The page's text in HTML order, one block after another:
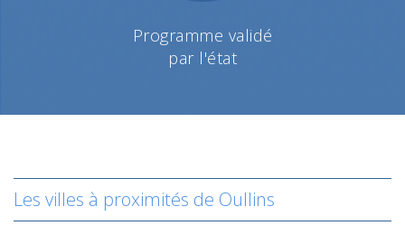
Programme validé
par l'état
Les villes à proximités de Oullins